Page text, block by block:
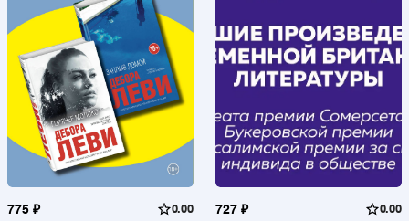
775 ₽ 0.00 727 ₽ 0.00